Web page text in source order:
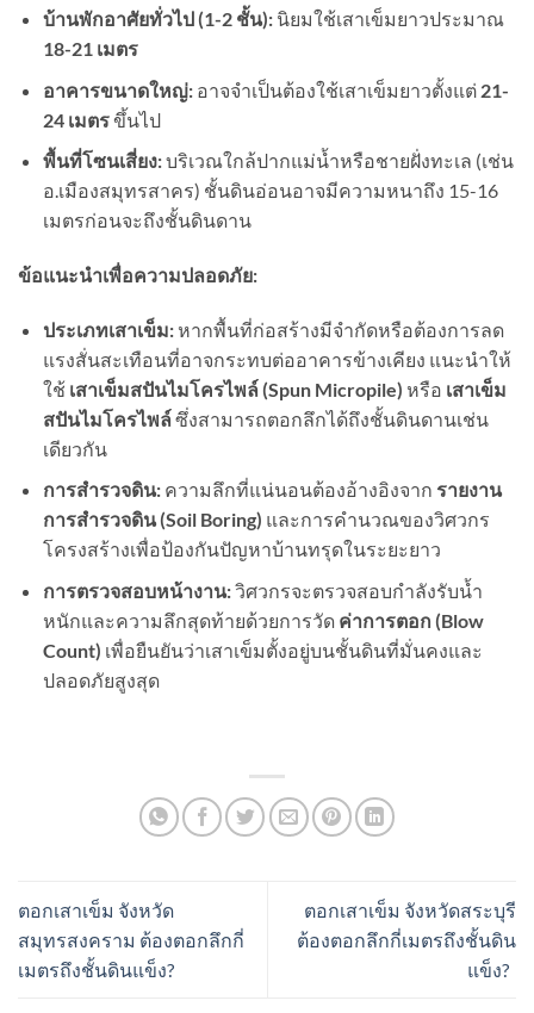
บ้านพักอาศัยทั่วไป (1-2 ชั้น):นิยมใช้เสาเข็มยาวประมาณ
18-21 เมตร
อาคารขนาดใหญ่:อาจจำเป็นต้องใช้เสาเข็มยาวตั้งแต่ 21-
24 เมตรขึ้นไป
พื้นที่โซนเสี่ยง:บริเวณใกล้ปากแม่น้ำหรือชายฝั่งทะเล (เช่น
อ.เมืองสมุทรสาคร) ชั้นดินอ่อนอาจมีความหนาถึง 15-16
เมตรก่อนจะถึงชั้นดินดาน
ข้อแนะนำเพื่อความปลอดภัย:
ประเภทเสาเข็ม:หากพื้นที่ก่อสร้างมีจำกัดหรือต้องการลด
แรงสั่นสะเทือนที่อาจกระทบต่ออาคารข้างเคียง แนะนำให้
ใช้ เสาเข็มสปันไมโครไพล์ (Spun Micropile) หรือ เสาเข็ม
สปันไมโครไพล์ซึ่งสามารถตอกลึกได้ถึงชั้นดินดานเช่น
เดียวกัน
การสำรวจดิน:ความลึกที่แน่นอนต้องอ้างอิงจาก รายงาน
การสำรวจดิน (Soil Boring) และการคำนวณของวิศวกร
โครงสร้างเพื่อป้องกันปัญหาบ้านทรุดในระยะยาว
การตรวจสอบหน้างาน:วิศวกรจะตรวจสอบกำลังรับน้ำ
หนักและความลึกสุดท้ายด้วยการวัด ค่าการตอก (Blow
Count) เพื่อยืนยันว่าเสาเข็มตั้งอยู่บนชั้นดินที่มั่นคงและ
ปลอดภัยสูงสุด
ตอกเสาเข็ม จังหวัด
สมุทรสงคราม ต้องตอกลึกกี่
เมตรถึงชั้นดินแข็ง?
ตอกเสาเข็ม จังหวัดสระบุรี
ต้องตอกลึกกี่เมตรถึงชั้นดิน
แข็ง?